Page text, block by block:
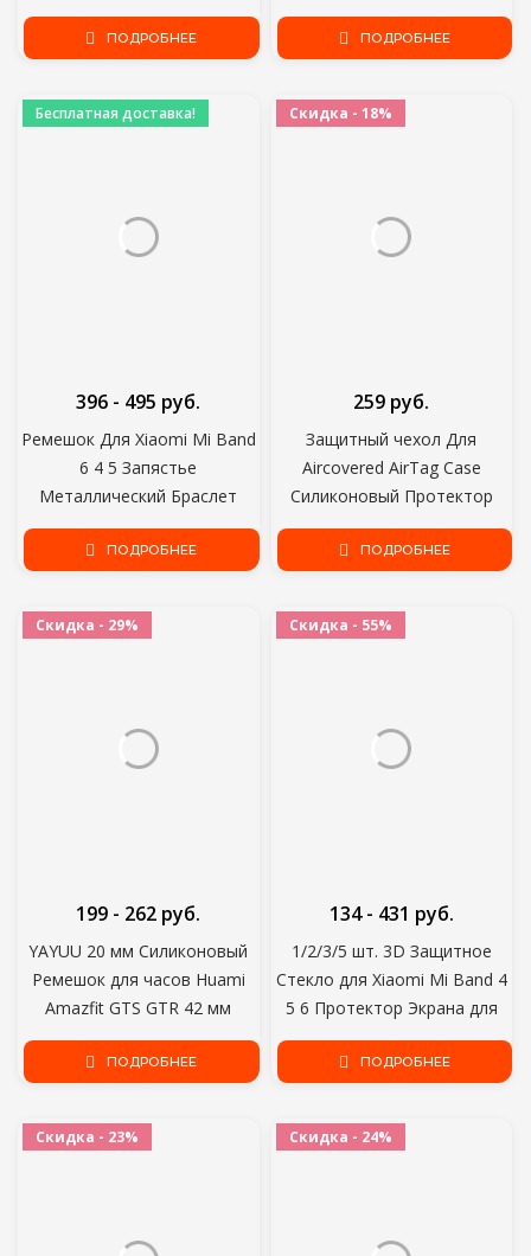
6 Heart Rate Fitness Traker
Bluetooth 5 ATM
ПОДРОБНЕЕ
цветной экран часы
сердечный ритм расчет
унисекс
ПОДРОБНЕЕ
Бесплатная доставка!
Ремешок Для Xiaomi Mi Band
6 4 5 Запястье
Металлический Браслет
Безвинтовой Нержавеющей
Стали MIband для Mi Band 4
Pulseira
396 - 495 руб.
ПОДРОБНЕЕ
Скидка - 18%
Защитный чехол Для
Aircovered AirTag Case
Силиконовый Протектор
Бампер Чехол Совместим с
Apple AirTags Tracker Пряжка
259 руб.
ПОДРОБНЕЕ
Скидка - 29%
YAYUU 20 мм Силиконовый
Ремешок для часов Huami
Amazfit GTS GTR 42 мм
Браслет для Huami Amazfit
Bip U Bip S GTS 2 Ремешки
199 - 262 руб.
ПОДРОБНЕЕ
Скидка - 55%
1/2/3/5 шт. 3D Защитное
Стекло для Xiaomi Mi Band 4
5 6 Протектор Экрана для
Miband 5 4 Крышка Смарт-
Ремешок Для Часов 4 band5
134 - 431 руб.
ПОДРОБНЕЕ
Скидка - 23% Скидка - 24%